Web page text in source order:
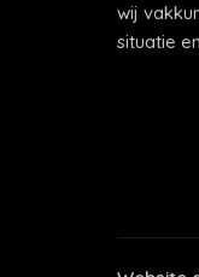
wij
situatie